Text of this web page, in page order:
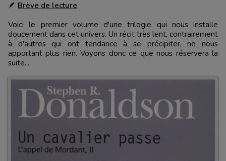
🪶 Brève de lecture
Voici le premier volume d'une trilogie qui nous installe
doucement dans cet univers. Un récit très lent, contrairement
à d'autres qui ont tendance à se précipiter, ne nous
apportant plus rien. Voyons donc ce que nous réservera la
suite...